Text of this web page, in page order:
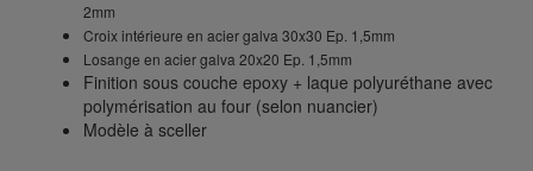
2mm
Croix intérieure en acier galva 30x30 Ep. 1,5mm
Losange en acier galva 20x20 Ep. 1,5mm
Finition sous couche epoxy + laque polyuréthane avec
polymérisation au four (selon nuancier)
Modèle à sceller